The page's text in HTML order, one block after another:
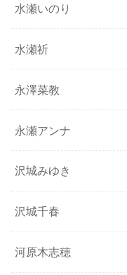
水瀬いのり
水瀬祈
永澤菜教
永瀬アンナ
沢城みゆき
沢城千春
河原木志穂